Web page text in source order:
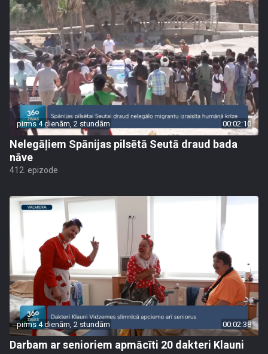
pirms 4 dienām, 2 stundām 00:02:10
Nelegāļiem Spānijas pilsētā Seutā draud bada
nāve
412. epizode
pirms 4 dienām, 2 stundām 00:02:38
Darbam ar senioriem apmācīti 20 dakteri Klauni